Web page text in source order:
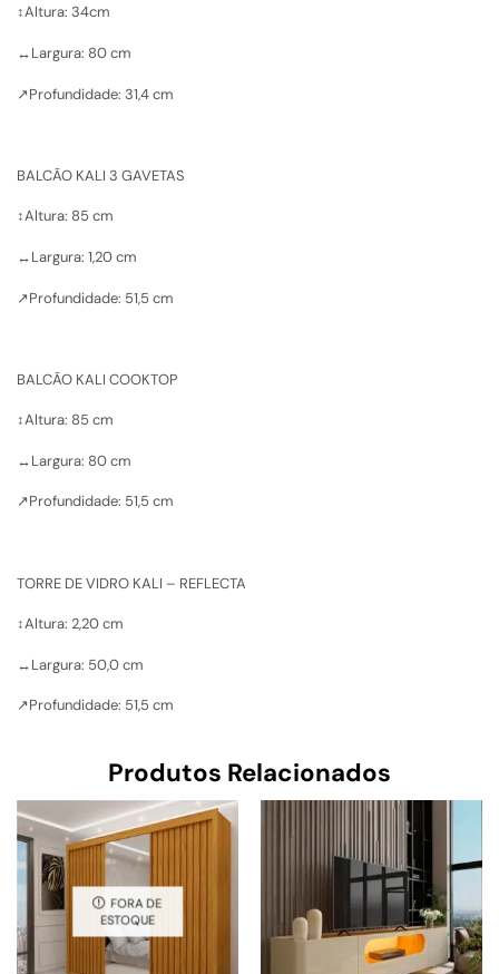
↕️Altura: 34cm
↔️Largura: 80 cm
↗️Profundidade: 31,4 cm
BALCÃO KALI 3 GAVETAS
↕️Altura: 85 cm
↔️Largura: 1,20 cm
↗️Profundidade: 51,5 cm
BALCÃO KALI COOKTOP
↕️Altura: 85 cm
↔️Largura: 80 cm
↗️Profundidade: 51,5 cm
TORRE DE VIDRO KALI – REFLECTA
↕️Altura: 2,20 cm
↔️Largura: 50,0 cm
↗️Profundidade: 51,5 cm
Produtos Relacionados
FORA DE
ESTOQUE